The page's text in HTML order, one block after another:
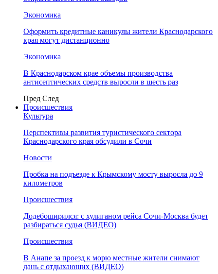
Экономика
Оформить кредитные каникулы жители Краснодарского
края могут дистанционно
Экономика
В Краснодарском крае объемы производства
антисептических средств выросли в шесть раз
Пред След
Происшествия
Культура
Перспективы развития туристического сектора
Краснодарского края обсудили в Сочи
Новости
Пробка на подъезде к Крымскому мосту выросла до 9
километров
Происшествия
Додебоширился: с хулиганом рейса Сочи-Москва будет
разбираться судья (ВИДЕО)
Происшествия
В Анапе за проезд к морю местные жители снимают
дань с отдыхающих (ВИДЕО)